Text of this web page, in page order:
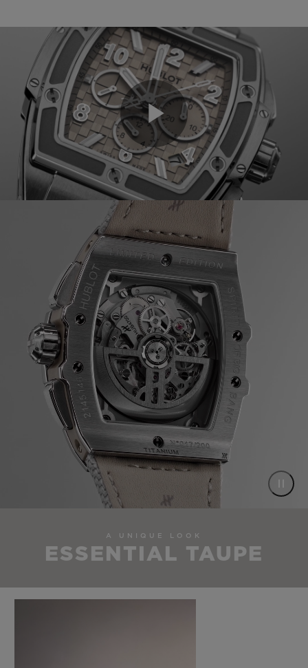
Play
Video
A UNIQUE LOOK
ESSENTIAL TAUPE